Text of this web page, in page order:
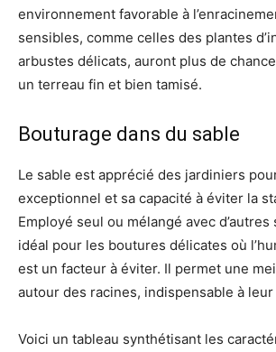
environnement favorable à
sensibles, comme celles des plantes
arbustes délicats, auront plus de
un terreau fin et bien tamisé.
Bouturage dans du sable
Le sable est apprécié des jardiniers
exceptionnel et sa capacité à éviter la
Employé seul ou mélangé avec
idéal pour les boutures délicates où
est un facteur à éviter. Il permet une
autour des racines, indispensable à
Voici un tableau synthétisant les